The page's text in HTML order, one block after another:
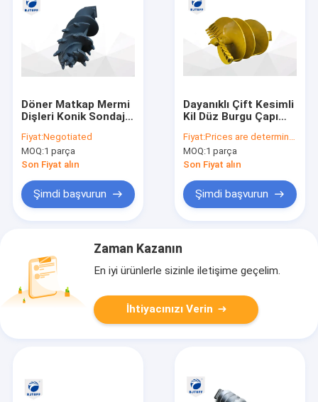
Döner Matkap Mermi
Dişleri Konik Sondaj
3000mm Kazık Rig
Yedek Parçaları
Fiyat:Negotiated
MOQ:1 parça
Son Fiyat alın
Şimdi başvurun
Dayanıklı Çift Kesimli
Kil Düz Burgu Çapı
Özelleştirilmiş Fore
Kazık Aletleri
Fiyat:Prices are determined by quantity and model of product
MOQ:1 parça
Son Fiyat alın
Şimdi başvurun
Zaman Kazanın
En iyi ürünlerle sizinle iletişime geçelim.
İhtiyacınızı Verin